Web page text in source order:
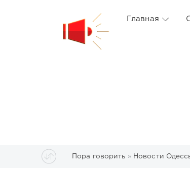
Главная
Пора говорить » Новости